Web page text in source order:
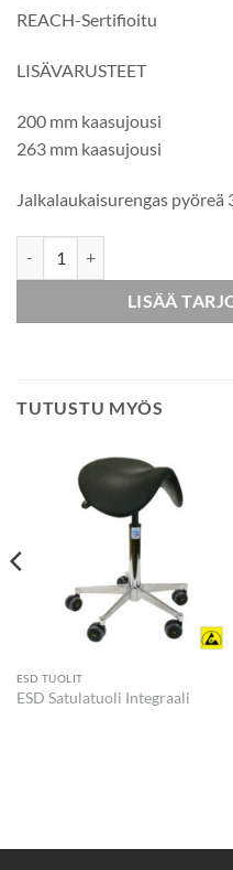
REACH-Sertifioitu
LISÄVARUSTEET
200 mm kaasujousi
263 mm kaasujousi
Jalkalaukaisurengas
LISÄÄ
TUTUSTU MYÖS
ESD TUOLIT
ESD Satulatuoli Integraali